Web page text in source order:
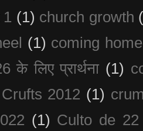
(1) church growth
(1) coming
के लिए प्रार्थना (1)
Crufts 2012 (1)
(1) Culto de